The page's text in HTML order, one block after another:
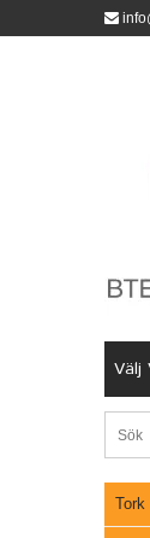
Välj
Tork